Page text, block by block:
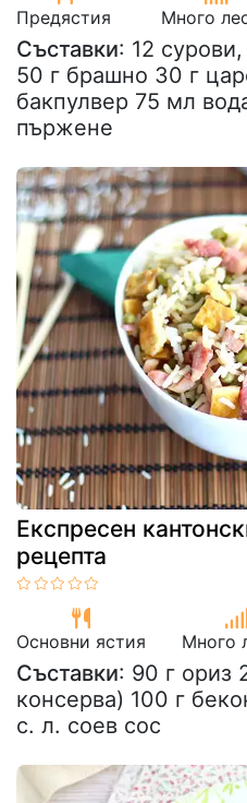
Предястия Много
Съставки: 12
50 г брашно 30 г
бакпулвер 75 мл
пържене
Експресен
рецепта
Основни ястия Много
Съставки: 90 г ориз
консерва) 100 г
с. л. соев сос